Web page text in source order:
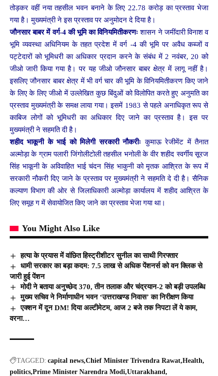
तोड़कर वहीं नया तहसील भवन बनाने के लिए 22.78 करोड़ का प्रस्ताव भेजा
गया है। मुख्यमंत्री ने इस प्रस्ताव पर अनुमोदन दे दिया है।
जौनसार बाबर में वर्ग-4 की भूमि का विनियमितीकरणः शासन ने जमींदारी विनाश व
भूमि व्यवस्था अधिनियम के तहत प्रदेश में वर्ग -4 की भूमि पर अवैध कब्जों व
पट्टेदारों को भूमिधरी का अधिकार प्रदान करने के संबंध में 2 नवंबर, 20 को
जीओ जारी किया गया है। पर यह जीओ जौनसार बाबर क्षेत्र में लागू नहीं है।
इसलिए जौनसार बाबर क्षेत्र में भी वर्ग चार की भूमि के विनियमितीकरण किए जाने
के लिए के लिए जीओ में उल्लेखित कुछ बिंदुओं को विलोपित करते हुए अनुमति का
प्रस्ताव मुख्यमंत्री के समक्ष लाया गया। इसमें 1983 से पहले अनाधिकृत रूप से
काबिज लोगों को भूमिधरी का अधिकार दिए जाने का प्रस्ताव है। इस पर
मुख्यमंत्री ने सहमति दी है।
शहीद भाकूनी के भाई को मिलेगी सरकारी नौकरीः कुमाऊ रेजीमेंट में तैनात
अल्मोड़ा के ग्राम पलारी जिंगोलीटोली तहसील भनोली के वीर शहीद स्वर्गीय सूरज
सिंह भाकूनी के अविवाहित भाई चंदन सिंह भाकुनी को मृतक आश्रित के रूप में
सरकारी नौकरी दिए जाने के प्रस्ताव पर मुख्यमंत्री ने सहमति दे दी है। सैनिक
कल्याण विभाग की ओर से जिलाधिकारी अल्मोड़ा कार्यालय में शहीद आश्रित के
लिए समूह ग में सेवायोजित किए जाने का प्रस्ताव भेजा गया था।
You Might Also Like
हत्या के प्रयास में वांछित हिस्ट्रीशीटर सुनील का साथी गिरफ्तार
धामी सरकार का बड़ा कदम: 7.5 लाख से अधिक पेंशनर्स को वन क्लिक से
जारी हुई पेंशन
मोदी ने बताया अनुच्छेद 370, तीन तलाक और चंद्रयान-2 को बड़ी उपलब्धि
मुख्य सचिव ने निर्माणाधीन भवन ‘उत्तराखण्ड निवास’ का निरीक्षण किया
एक्शन में दून DM! दिया अल्टीमेटम, आज 2 बजे तक निपटा लें ये काम,
वरना…
TAGGED: capital news Chief Minister Trivendra Rawat Health
politics Prime Minister Narendra Modi Uttarakhand